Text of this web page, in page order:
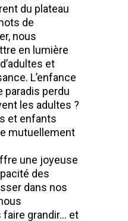
du plateau
de
nous
en lumière
et
L’enfance
paradis perdu
les adultes ?
et enfants
mutuellement
une joyeuse
des
dans nos
faire grandir… et